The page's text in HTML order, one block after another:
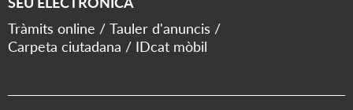
Tràmits online
Tauler d'anuncis
Carpeta ciutadana
IDcat mòbil